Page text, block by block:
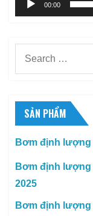
00:00
SẢN PHẨM
Bơm định lượng
Bơm định lượng
2025
Bơm định lượng